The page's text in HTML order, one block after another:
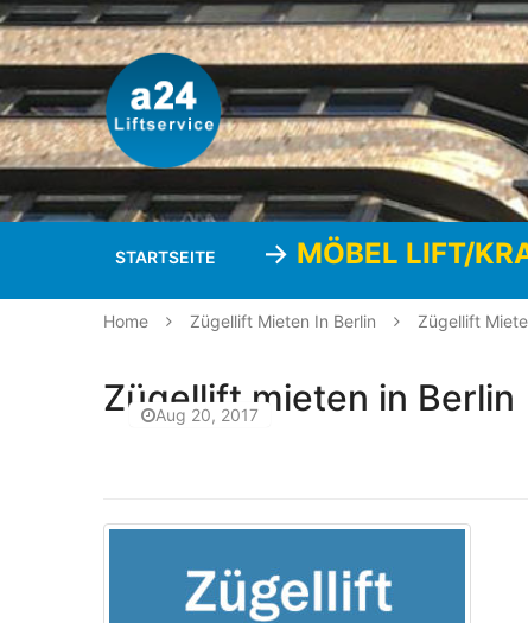
STARTSEITE -> MÖBEL LIFT/
Home Zügellift Mieten In Berlin Zügellift
Zügellift mieten in Berlin
Aug 20, 2017